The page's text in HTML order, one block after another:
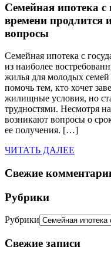
Семейная ипотека с
времени продлится
вопросы
Семейная ипотека с
из наиболее
жилья для молодых
помочь тем, кто хочет
жилищные условия, но
трудностями. Несмотря
возникают вопросы о
ее получения. […]
ЧИТАТЬ ДАЛЕЕ
Свежие
Рубрики
Рубрики
Свежие записи